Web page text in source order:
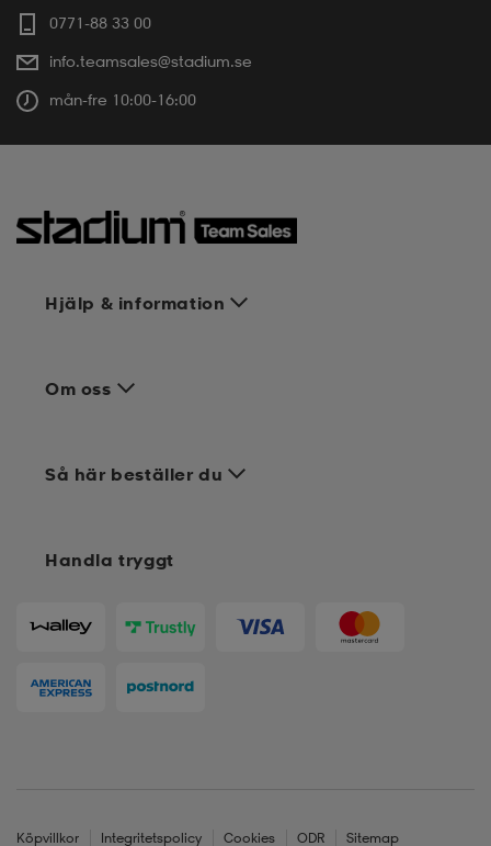
0771-88 33 00
info.teamsales@stadium.se
mån-fre 10:00-16:00
Hjälp & information
Om oss
Handla tryggt
Så här beställer du
Köpvillkor Integritetspolicy Cookies ODR Sitemap